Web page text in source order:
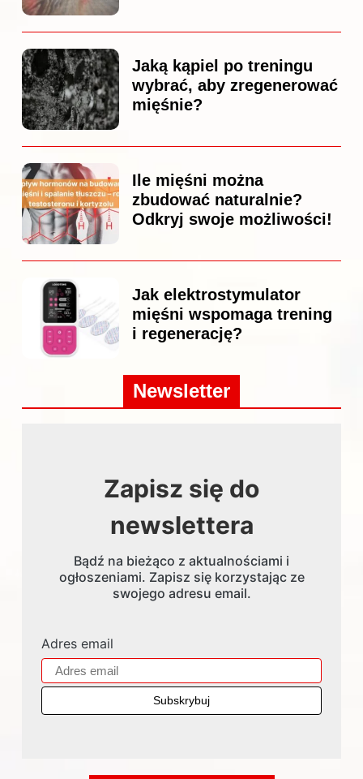
Jaką kąpiel po treningu
wybrać, aby zregenerować
mięśnie?
Ile mięśni można
zbudować naturalnie?
Odkryj swoje możliwości!
Jak elektrostymulator
mięśni wspomaga trening
i regenerację?
Newsletter
Zapisz się do
newslettera
Bądź na bieżąco z aktualnościami i
ogłoszeniami. Zapisz się korzystając ze
swojego adresu email.
Adres email